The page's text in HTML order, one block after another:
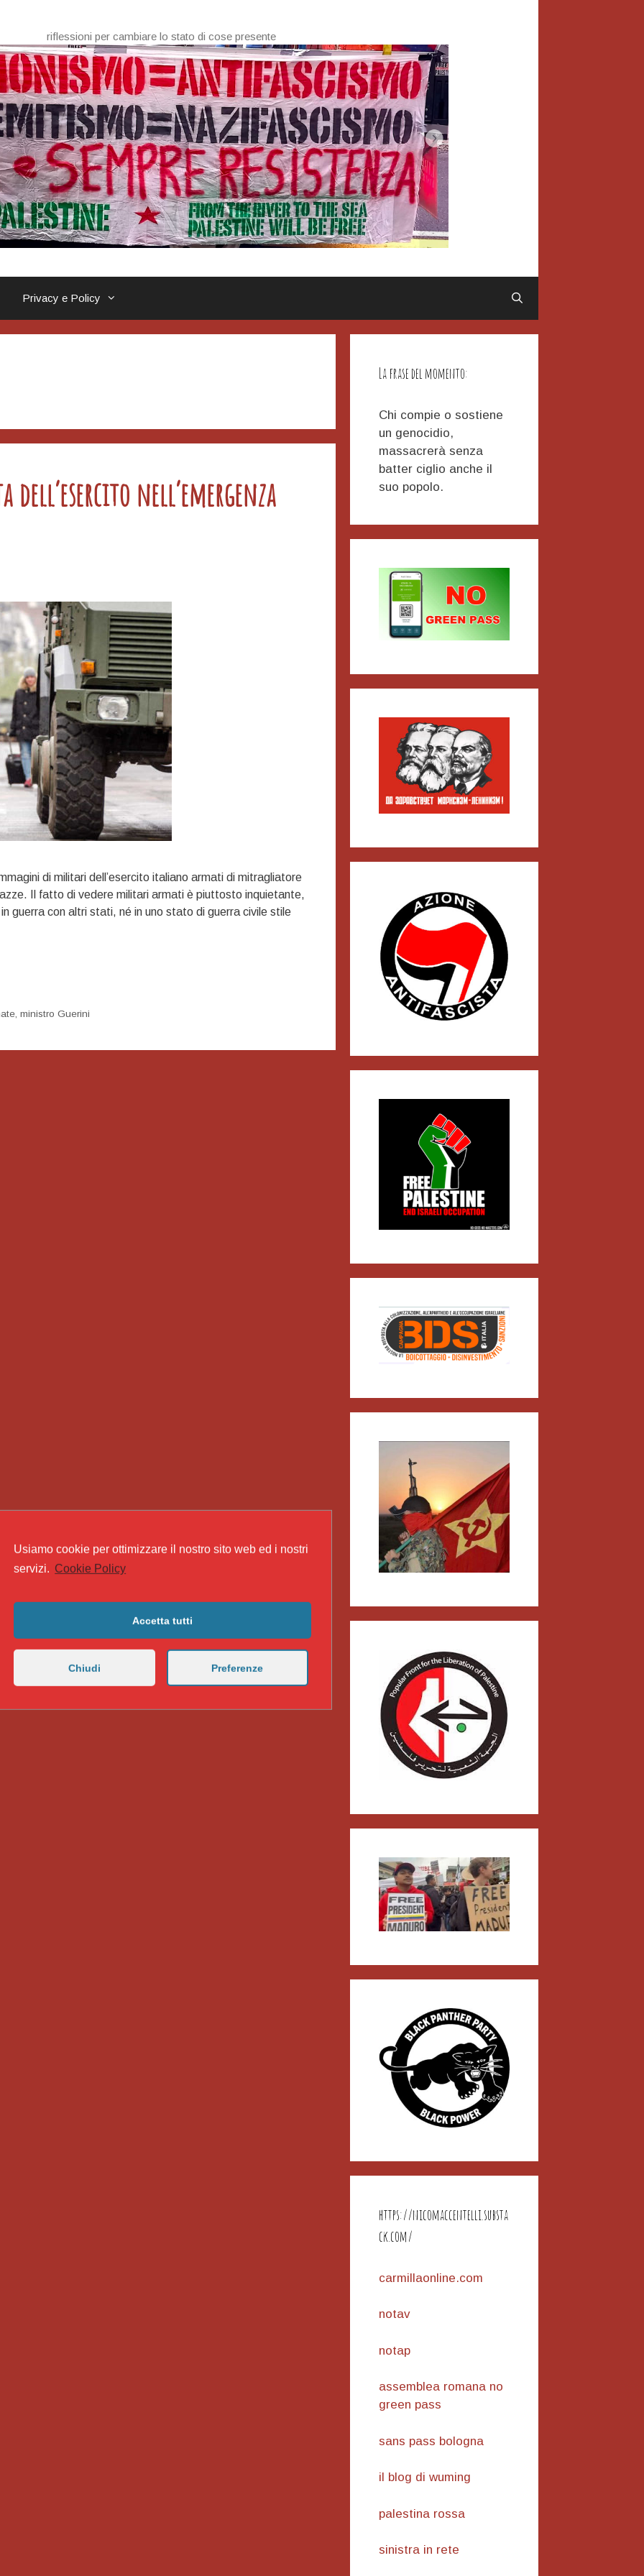
riflessioni per cambiare lo stato di cose presente
Privacy e Policy
dell’esercito nell’emergenza
di militari dell’esercito italiano armati di mitragliatore
Il fatto di vedere militari armati è piuttosto inquietante,
guerra con altri stati, né in uno stato di guerra civile stile
,ministro Guerini
La frase del momento:
Chi compie o sostiene
un genocidio,
massacrerà senza
batter ciglio anche il
suo popolo.
https://nicomaccentelli.substa
ck.com/
carmillaonline.com
notav
notap
assemblea romana no
green pass
sans pass bologna
il blog di wuming
palestina rossa
sinistra in rete
Usiamo cookie per ottimizzare il nostro sito web ed i nostri
servizi. Cookie Policy
Accetta tutti
Chiudi Preferenze